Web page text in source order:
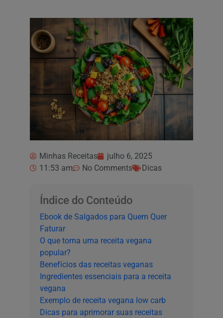
Minhas Receitas
julho 6, 2025
11:53 am
No Comments Dicas
Índice do Conteúdo
Ebook de Salgados para Quem Quer
Faturar
O que torna uma receita vegana
popular?
Benefícios das receitas veganas
Ingredientes essenciais para a receita
vegana
Exemplo de receita vegana low carb
Dicas para aprimorar suas receitas